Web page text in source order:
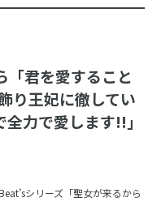
「君を愛すること
り王妃に徹してい
力で愛します!!」
シリーズ「聖女が来るから